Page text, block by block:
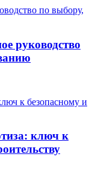
руководство
ключ к